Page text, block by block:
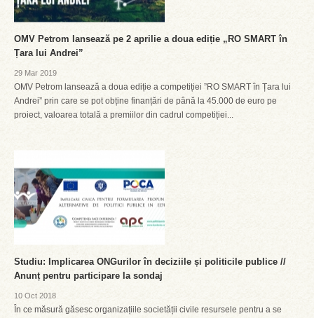
OMV Petrom lansează pe 2 aprilie a doua ediție „RO SMART în
Țara lui Andrei”
29 Mar 2019
OMV Petrom lansează a doua ediție a competiției ”RO SMART în Țara lui
Andrei” prin care se pot obține finanțări de până la 45.000 de euro pe
proiect, valoarea totală a premiilor din cadrul competiției...
Studiu: Implicarea ONGurilor în deciziile și politicile publice //
Anunț pentru participare la sondaj
10 Oct 2018
În ce măsură găsesc organizațiile societății civile resursele pentru a se